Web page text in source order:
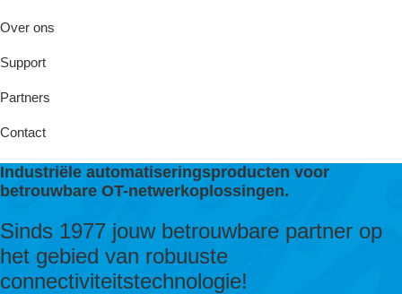
Over ons
Support
Partners
Contact
Industriële automatiseringsproducten voor
betrouwbare OT-netwerkoplossingen.
Sinds 1977 jouw betrouwbare partner op
het gebied van robuuste
connectiviteitstechnologie!